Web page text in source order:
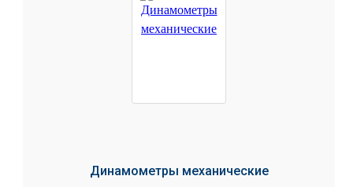
Динамометры механические